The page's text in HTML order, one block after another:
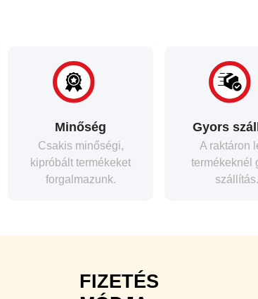
Minőség
Csakis minőségi,
kipróbált termékeket
forgalmazunk.
Gyors
A raktáron
termékeknél
szállítás.
FIZETÉS